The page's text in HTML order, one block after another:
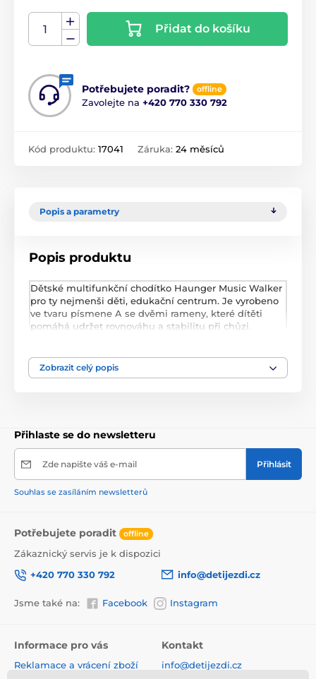
Přidat do košíku
Potřebujete poradit? offline
Zavolejte na +420 770 330 792
Kód produktu: 17041 Záruka: 24 měsíců
Popis a parametry
Popis produktu
Dětské multifunkční chodítko Haunger Music Walker
pro ty nejmenši děti, edukační centrum. Je vyrobeno
ve tvaru písmene A se dvěmi rameny, které dítěti
pomáhá udržet rovnováhu a stabilitu při chůzi.
tlačítkem ,kreslící tabulí a malým piánkem se zvuky.
Na pravé straně je umístěno zrcátko pro bezpečnost
Zobrazit celý popis
Přihlaste se do newsletteru
Zde napište váš e-mail Přihlásit
Souhlas se zasíláním newsletterů
Potřebujete poradit offline
Zákaznický servis je k dispozici
+420 770 330 792
info@detijezdi.cz
Jsme také na: Facebook Instagram
Informace pro vás
Reklamace a vrácení zboží
Kontakt
info@detijezdi.cz